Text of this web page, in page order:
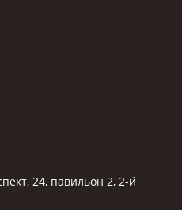
24, павильон 2, 2-й